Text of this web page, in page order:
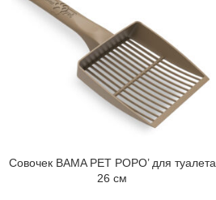
Совочек BAMA PET POPO’ для туалета
26 см